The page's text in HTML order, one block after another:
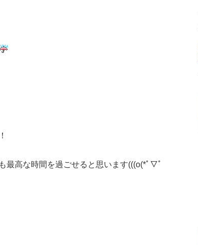
最高な時間を過ごせると思います(((o(*ﾟ▽ﾟ